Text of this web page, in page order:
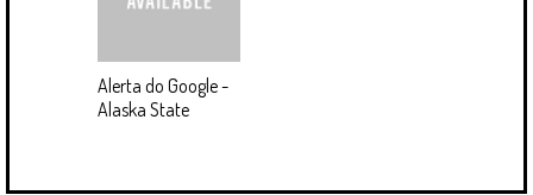
Alerta do Google -
Alaska State